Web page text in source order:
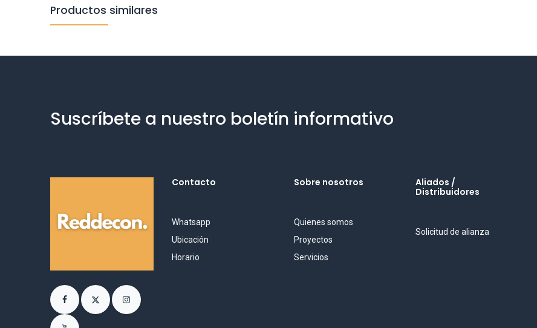
Productos similares
Suscríbete a nuestro boletín informativo
Contacto
Whatsapp
Ubicación
Horario
Sobre nosotros
Quienes somos
Proyectos
Servicios
Aliados /
Distribuidores
Solicitud de alianza